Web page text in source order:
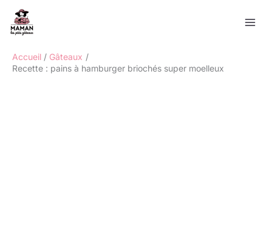
contenu
Accueil
Gâteaux
Recette : pains à hamburger briochés super moelleux
Rechercher